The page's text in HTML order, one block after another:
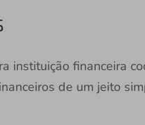
instituição financeira
de um jeito